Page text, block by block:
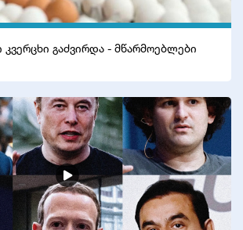
გაძვირდა - მწარმოებლები